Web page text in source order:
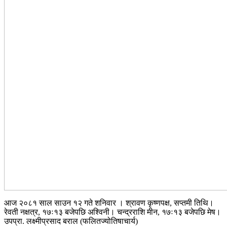
आज २०८१ साल साउन १२ गते शनिवार । श्रावण कृष्णपक्ष, सप्तमी तिथि।
रेवती नक्षत्र, १७ः१३ बजेपछि अश्विनी। चन्द्रराशि मीन, १७ः१३ बजेपछि मेष।
उपप्रा. लक्ष्मीप्रसाद बराल (फलितज्योतिषाचार्य)